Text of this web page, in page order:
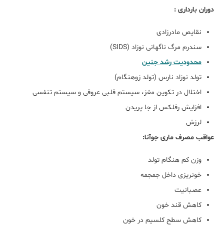
دوران بارداری :
نقایص مادرزادی
سندرم مرگ ناگهانی نوزاد (SIDS)
محدودیت رشد جنین
تولد نوزاد نارس (تولد زوهنگام)
اختلال در تکوین مغز، سیستم قلبی عروقی و سیستم تنفسی
افزایش رفلکس از جا پریدن
لرزش
عواقب مصرف ماری جوآنا:
وزن کم هنگام تولد
خونریزی داخل جمجمه
عصبانیت
کاهش قند خون
کاهش سطح کلسیم در خون